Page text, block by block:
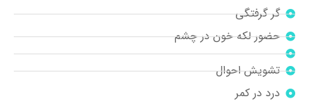
گر گرفتگی
حضور لکه خون در چشم
تشویش احوال
درد در کمر